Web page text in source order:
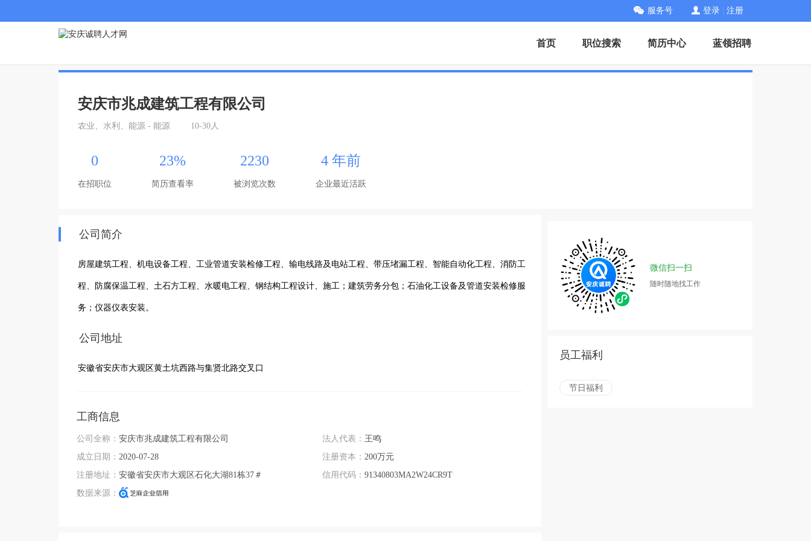
服务号 登录 注册
首页 职位搜索 简历中心 蓝领招聘
安庆市兆成建筑工程有限公司
农业、水利、能源 - 能源 10-30人
0
在招职位
23%
简历查看率
2230
被浏览次数
4 年前
企业最近活跃
公司简介
房屋建筑工程、机电设备工程、工业管道安装检修工程、输电线路及电站工程、带压堵漏工程、智能自动化工程、消防工
程、防腐保温工程、土石方工程、水暖电工程、钢结构工程设计、施工；建筑劳务分包；石油化工设备及管道安装检修服
务；仪器仪表安装。
公司地址
安徽省安庆市大观区黄土坑西路与集贤北路交叉口
工商信息
公司全称： 安庆市兆成建筑工程有限公司
成立日期： 2020-07-28
注册地址： 安徽省安庆市大观区石化大湖81栋37＃
数据来源：
法人代表： 王鸣
注册资本： 200万元
信用代码： 91340803MA2W24CR9T
微信扫一扫
随时随地找工作
员工福利
节日福利